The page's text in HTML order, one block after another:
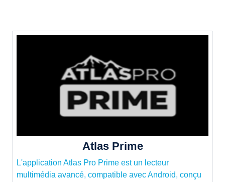
Atlas Prime
L'application Atlas Pro Prime est un lecteur
multimédia avancé, compatible avec Android, conçu